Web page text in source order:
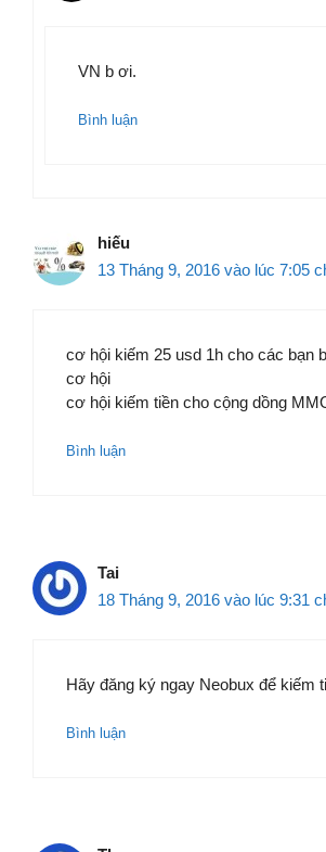
VN b ơi.
Bình luận
hiếu
13 Tháng 9, 2016 vào lúc 7:05
cơ hội kiếm 25 usd 1h cho các bạn
cơ hội
cơ hội kiếm tiền cho cộng dồng
Bình luận
Tai
18 Tháng 9, 2016 vào lúc 9:31
Hãy đăng ký ngay Neobux để kiếm
Bình luận